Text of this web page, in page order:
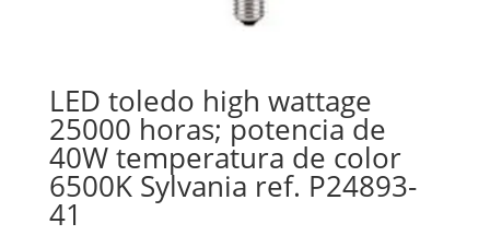
LED toledo high wattage
25000 horas; potencia de
40W temperatura de color
6500K Sylvania ref. P24893-
41